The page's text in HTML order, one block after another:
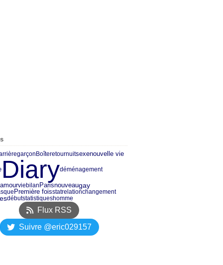
garçon Boîteretournuitsexenouvelle vie
Diarydéménagement
amourviebilan Parisnouveaugay
Première foisstatrelationchangement
débutstatistiqueshomme
Flux RSS
Suivre @eric029157